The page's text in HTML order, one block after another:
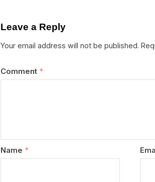
Leave a Reply
Your email address will not be published.
Comment *
Name *